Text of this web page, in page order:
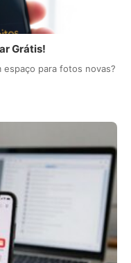
Grátis!
para fotos novas?